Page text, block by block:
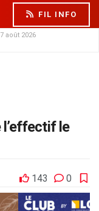
FIL INFO
7 août 2026
l’effectif le
143 0